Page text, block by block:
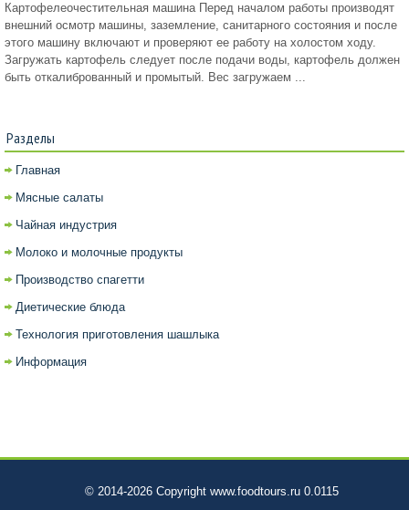
Картофелеочестительная машина Перед началом работы производят
внешний осмотр машины, заземление, санитарного состояния и после
этого машину включают и проверяют ее работу на холостом ходу.
Загружать картофель следует после подачи воды, картофель должен
быть откалиброванный и промытый. Вес загружаем ...
Разделы
Главная
Мясные салаты
Чайная индустрия
Молоко и молочные продукты
Производство спагетти
Диетические блюда
Технология приготовления шашлыка
Информация
© 2014-2026 Copyright www.foodtours.ru 0.0115